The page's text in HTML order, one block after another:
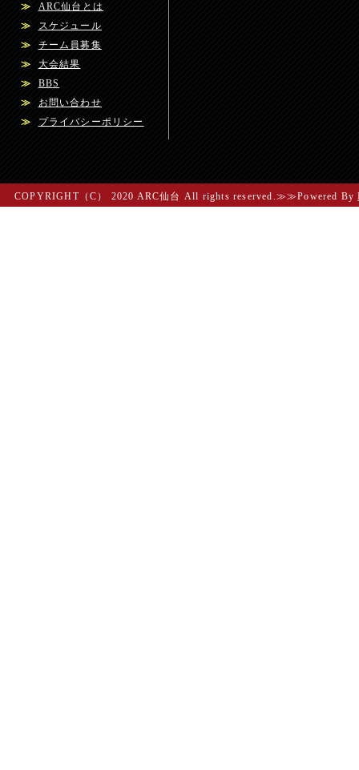
≫
ARC仙台とは
≫
スケジュール
≫
チーム員募集
≫
大会結果
≫
BBS
≫
お問い合わせ
≫
プライバシーポリシー
COPYRIGHT（C） 2020 ARC仙台 All rights reserved.≫≫Powered By